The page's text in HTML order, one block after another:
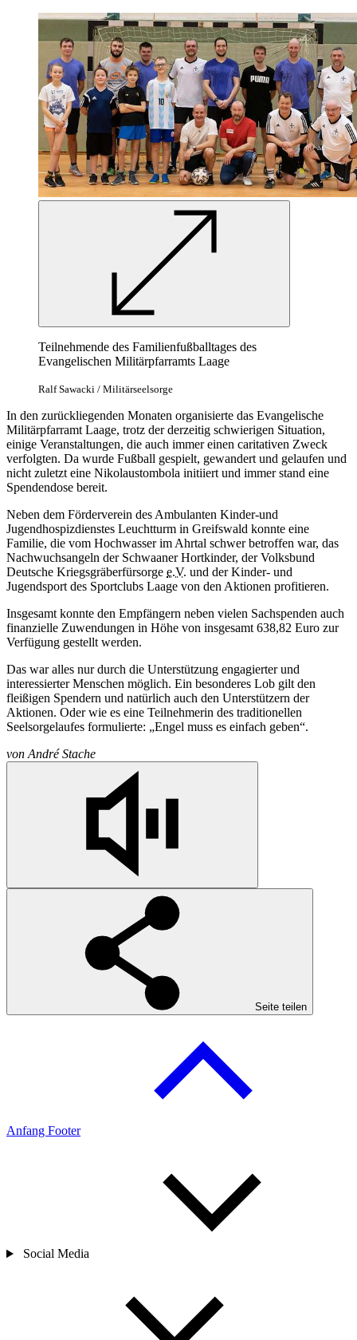
Teilnehmende des Familienfußballtages des
Evangelischen Militärpfarramts Laage
Ralf Sawacki / Militärseelsorge
In den zurückliegenden Monaten organisierte das Evangelische
Militärpfarramt Laage, trotz der derzeitig schwierigen Situation,
einige Veranstaltungen, die auch immer einen caritativen Zweck
verfolgten. Da wurde Fußball gespielt, gewandert und gelaufen und
nicht zuletzt eine Nikolaustombola initiiert und immer stand eine
Spendendose bereit.
Neben dem Förderverein des Ambulanten Kinder-und
Jugendhospizdienstes Leuchtturm in Greifswald konnte eine
Familie, die vom Hochwasser im Ahrtal schwer betroffen war, das
Nachwuchsangeln der Schwaaner Hortkinder, der Volksbund
Deutsche Kriegsgräberfürsorge e.V. und der Kinder- und
Jugendsport des Sportclubs Laage von den Aktionen profitieren.
Insgesamt konnte den Empfängern neben vielen Sachspenden auch
finanzielle Zuwendungen in Höhe von insgesamt 638,82 Euro zur
Verfügung gestellt werden.
Das war alles nur durch die Unterstützung engagierter und
interessierter Menschen möglich. Ein besonderes Lob gilt den
fleißigen Spendern und natürlich auch den Unterstützern der
Aktionen. Oder wie es eine Teilnehmerin des traditionellen
Seelsorgelaufes formulierte: „Engel muss es einfach geben“.
von André Stache
Seite teilen
Anfang Footer
Social Media